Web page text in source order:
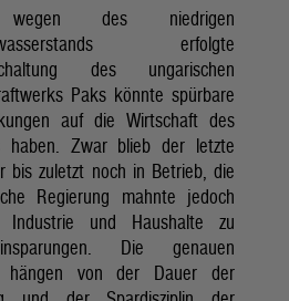
des niedrigen
erfolgte
des ungarischen
Paks könnte spürbare
auf die Wirtschaft des
haben. Zwar blieb der letzte
bis zuletzt noch in Betrieb, die
Regierung mahnte jedoch
Industrie und Haushalte zu
Die genauen
hängen von der Dauer der